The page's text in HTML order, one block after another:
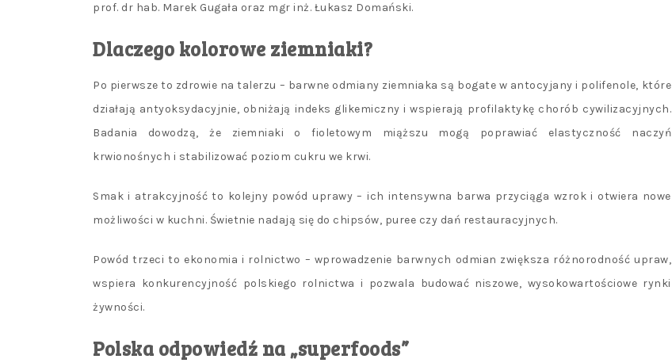
prof. dr hab. Marek Gugała oraz mgr inż. Łukasz Domański.
Dlaczego kolorowe ziemniaki?
Po pierwsze to zdrowie na talerzu – barwne odmiany ziemniaka są bogate w antocyjany i polifenole, które
działają antyoksydacyjnie, obniżają indeks glikemiczny i wspierają profilaktykę chorób cywilizacyjnych.
Badania dowodzą, że ziemniaki o fioletowym miąższu mogą poprawiać elastyczność naczyń
krwionośnych i stabilizować poziom cukru we krwi.
Smak i atrakcyjność to kolejny powód uprawy – ich intensywna barwa przyciąga wzrok i otwiera nowe
możliwości w kuchni. Świetnie nadają się do chipsów, puree czy dań restauracyjnych.
Powód trzeci to ekonomia i rolnictwo – wprowadzenie barwnych odmian zwiększa różnorodność upraw,
wspiera konkurencyjność polskiego rolnictwa i pozwala budować niszowe, wysokowartościowe rynki
żywności.
Polska odpowiedź na „superfoods”